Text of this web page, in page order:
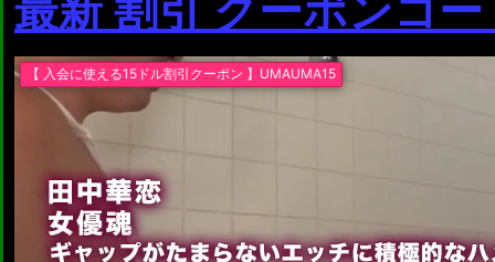
最新 割引 クーポンコー